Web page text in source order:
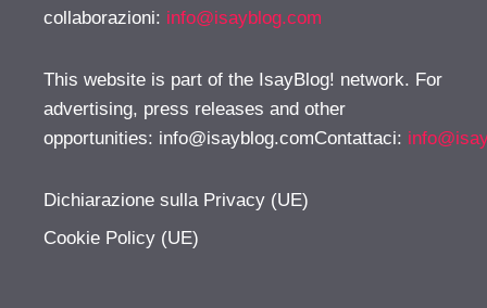
collaborazioni: info@isayblog.com
This website is part of the IsayBlog! network. For
advertising, press releases and other
opportunities: info@isayblog.comContattaci:
Dichiarazione sulla Privacy (UE)
Cookie Policy (UE)